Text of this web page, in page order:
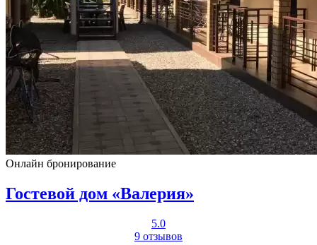
Онлайн бронирование
Гостевой дом «Валерия»
5.0
9 отзывов